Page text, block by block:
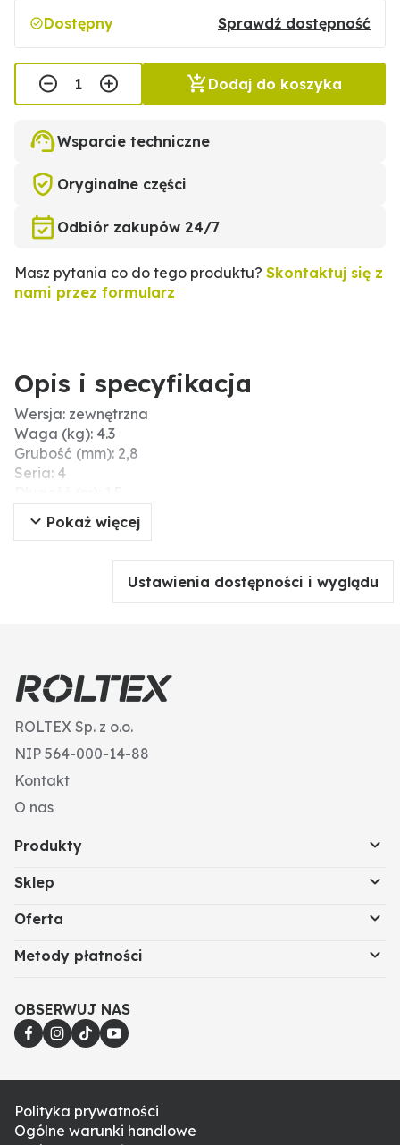
Dostępny Sprawdź dostępność
Dodaj do koszyka
Wsparcie techniczne
Oryginalne części
Odbiór zakupów 24/7
Masz pytania co do tego produktu? Skontaktuj się z
nami przez formularz
Opis i specyfikacja
Wersja: zewnętrzna
Waga (kg): 4.3
Grubość (mm): 2,8
Seria: 4
Ø (mm): 41,2
Seria/model: 4
Pokaż więcej
Ustawienia dostępności i wyglądu
ROLTEX Sp. z o.o.
NIP 564-000-14-88
Kontakt
O nas
Produkty
Sklep
Oferta
Metody płatności
OBSERWUJ NAS
Polityka prywatności
Ogólne warunki handlowe